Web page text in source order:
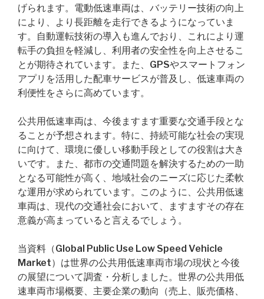
げられます。電動低速車両は、バッテリー技術の向上
により、より長距離を走行できるようになっていま
す。自動運転技術の導入も進んでおり、これにより運
転手の負担を軽減し、利用者の安全性を向上させるこ
とが期待されています。また、GPSやスマートフォン
アプリを活用した配車サービスが普及し、低速車両の
利便性をさらに高めています。
公共用低速車両は、今後ますます重要な交通手段とな
ることが予想されます。特に、持続可能な社会の実現
に向けて、環境に優しい移動手段としての役割は大き
いです。また、都市の交通問題を解決するための一助
となる可能性が高く、地域社会のニーズに応じた柔軟
な運用が求められています。このように、公共用低速
車両は、現代の交通社会において、ますますその存在
意義が高まっていると言えるでしょう。
当資料（Global Public Use Low Speed Vehicle
Market）は世界の公共用低速車両市場の現状と今後
の展望について調査・分析しました。世界の公共用低
速車両市場概要、主要企業の動向（売上、販売価格、